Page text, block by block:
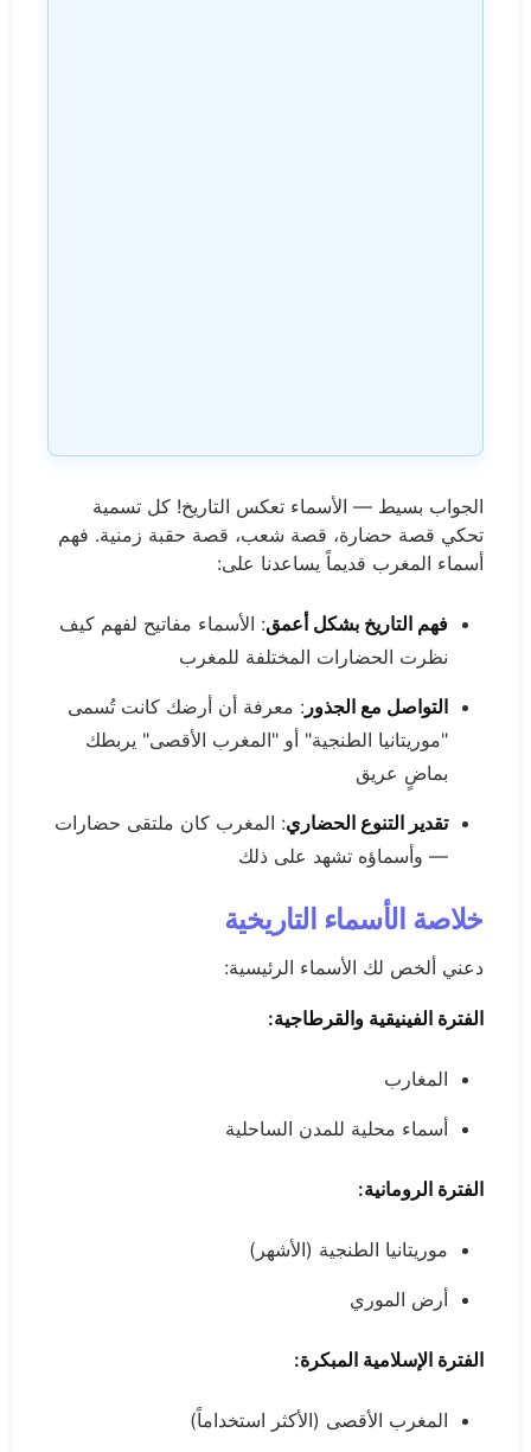
الجواب بسيط — الأسماء تعكس التاريخ! كل تسمية
تحكي قصة حضارة، قصة شعب، قصة حقبة زمنية. فهم
أسماء المغرب قديماً يساعدنا على:
فهم التاريخ بشكل أعمق: الأسماء مفاتيح لفهم كيف
نظرت الحضارات المختلفة للمغرب
التواصل مع الجذور : معرفة أن أرضك كانت تُسمى
"موريتانيا الطنجية" أو "المغرب الأقصى" يربطك
بماضٍ عريق
تقدير التنوع الحضاري: المغرب كان ملتقى حضارات
— وأسماؤه تشهد على ذلك
خلاصة الأسماء التاريخية
دعني ألخص لك الأسماء الرئيسية:
الفترة الفينيقية والقرطاجية:
المغارب
أسماء محلية للمدن الساحلية
الفترة الرومانية:
موريتانيا الطنجية (الأشهر)
أرض الموري
الفترة الإسلامية المبكرة:
المغرب الأقصى (الأكثر استخداماً)